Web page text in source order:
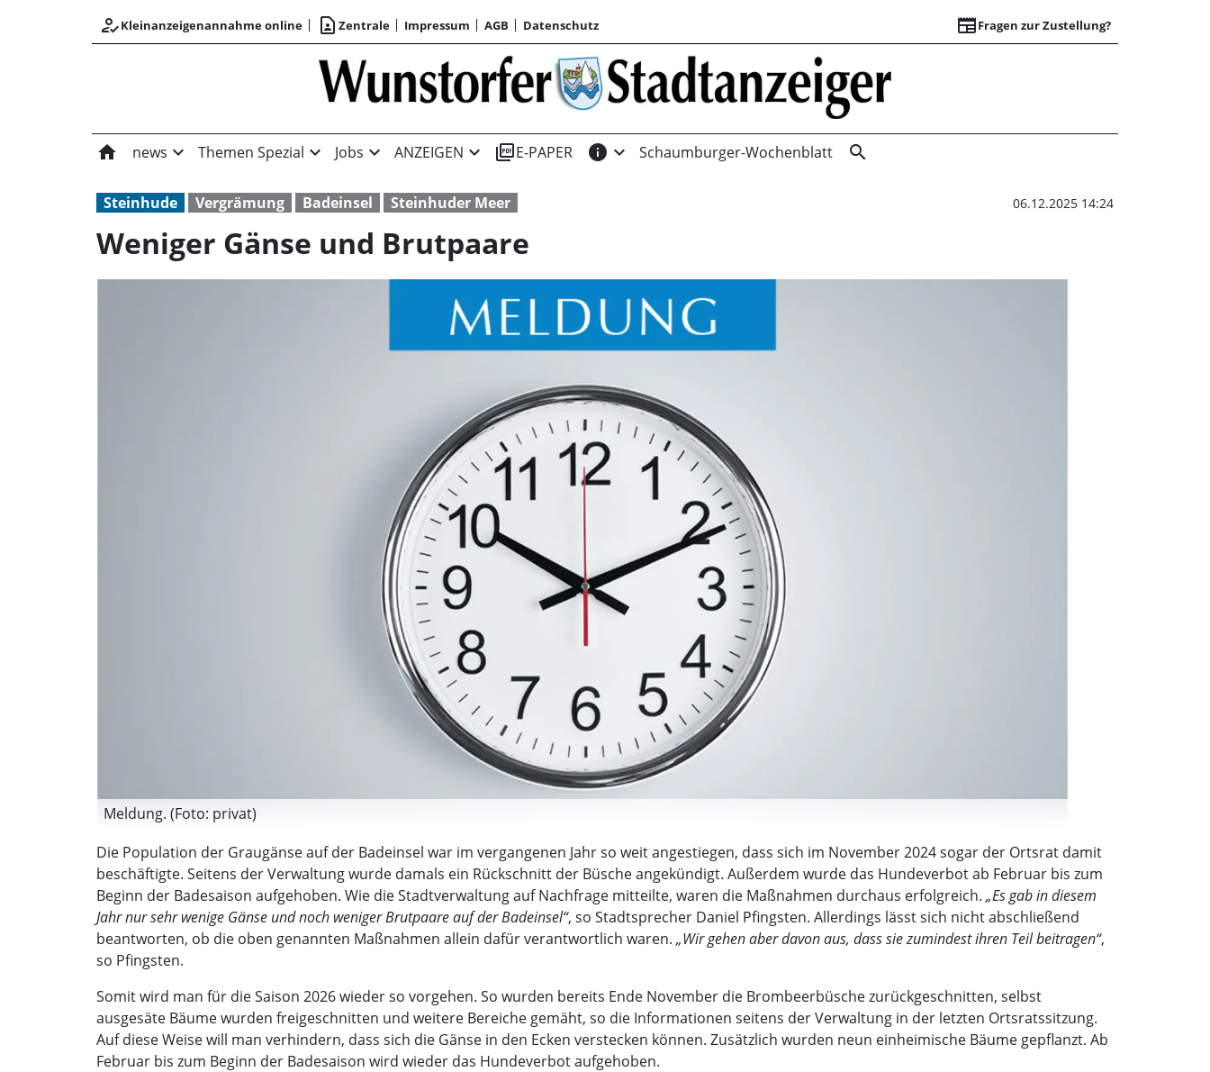
how_to_regKleinanzeigenannahme online contact_page Zentrale Impressum AGB Datenschutz newspaperFragen zur Zustellung?
Weniger Gänse
home news expand_more Themen Spezial expand_more Jobs expand_more ANZEIGEN expand_more picture_as_pdfE-PAPER info expand_more Schaumburger-Wochenblatt search
Steinhude Vergrämung Badeinsel Steinhuder Meer 06.12.2025 14:24
Weniger Gänse und Brutpaare
Meldung. (Foto: privat)
Die Population der Graugänse auf der Badeinsel war im vergangenen Jahr so weit angestiegen, dass sich im November 2024 sogar der Ortsrat damit
beschäftigte. Seitens der Verwaltung wurde damals ein Rückschnitt der Büsche angekündigt. Außerdem wurde das Hundeverbot ab Februar bis zum
Beginn der Badesaison aufgehoben. Wie die Stadtverwaltung auf Nachfrage mitteilte, waren die Maßnahmen durchaus erfolgreich. „Es gab in diesem
Jahr nur sehr wenige Gänse und noch weniger Brutpaare auf der Badeinsel“, so Stadtsprecher Daniel Pfingsten. Allerdings lässt sich nicht abschließend
beantworten, ob die oben genannten Maßnahmen allein dafür verantwortlich waren. „Wir gehen aber davon aus, dass sie zumindest ihren Teil beitragen“,
so Pfingsten.
Somit wird man für die Saison 2026 wieder so vorgehen. So wurden bereits Ende November die Brombeerbüsche zurückgeschnitten, selbst
ausgesäte Bäume wurden freigeschnitten und weitere Bereiche gemäht, so die Informationen seitens der Verwaltung in der letzten Ortsratssitzung.
Auf diese Weise will man verhindern, dass sich die Gänse in den Ecken verstecken können. Zusätzlich wurden neun einheimische Bäume gepflanzt. Ab
Februar bis zum Beginn der Badesaison wird wieder das Hundeverbot aufgehoben.